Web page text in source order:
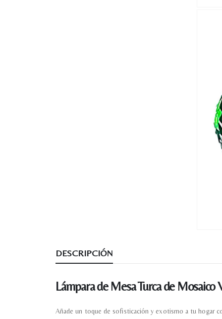
DESCRIPCIÓN
Lámpara de Mesa Turca de Mosaico
Añade un toque de sofisticación y exotismo a tu hogar